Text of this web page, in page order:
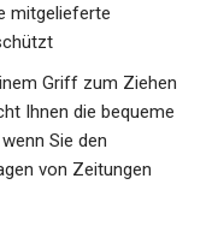
mitgelieferte
Griff zum Ziehen
Ihnen die bequeme
Sie den
von Zeitungen